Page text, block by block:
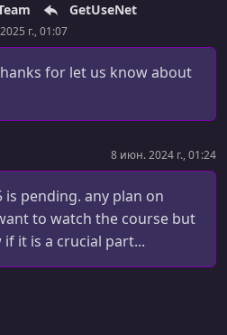
GetUseNet
г., 01:07
for let us know about
8 июн. 2024 г., 01:24
is pending. any plan on
to watch the course but
it is a crucial part...